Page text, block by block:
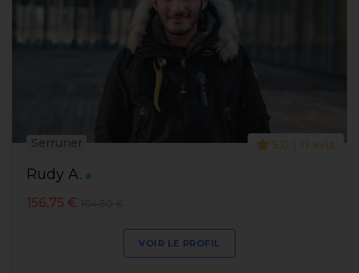
Rudy A.
Serrurier 5.0 | 11 avis
156,75 €
VOIR LE PROFIL